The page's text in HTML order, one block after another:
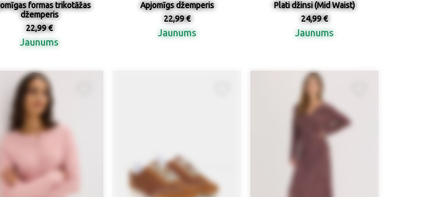
formas trikotāžas
džemperis
22,99 €
Jaunums
Apjomīgs džemperis
22,99 €
Jaunums
Plati džinsi (Mid Waist)
24,99 €
Jaunums